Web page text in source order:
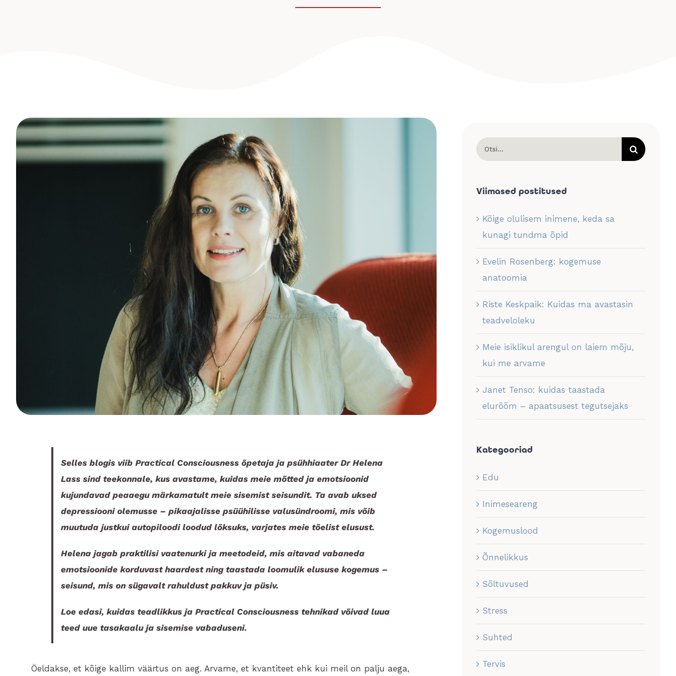
Selles blogis viib Practical Consciousness õpetaja ja psühhiaater Dr Helena
Lass sind teekonnale, kus avastame, kuidas meie mõtted ja emotsioonid
kujundavad peaaegu märkamatult meie sisemist seisundit. Ta avab uksed
depressiooni olemusse – pikaajalisse psüühilisse valusündroomi, mis võib
muutuda justkui autopiloodi loodud lõksuks, varjates meie tõelist elusust.
Helena jagab praktilisi vaatenurki ja meetodeid, mis aitavad vabaneda
emotsioonide korduvast haardest ning taastada loomulik elususe kogemus –
seisund, mis on sügavalt rahuldust pakkuv ja püsiv.
Loe edasi, kuidas teadlikkus ja Practical Consciousness tehnikad võivad luua
teed uue tasakaalu ja sisemise vabaduseni.
Öeldakse, et kõige kallim väärtus on aeg. Arvame, et kvantiteet ehk kui meil on palju aega,
Search
for:
Viimased postitused
Kõige olulisem inimene, keda sa
kunagi tundma õpid
Evelin Rosenberg: kogemuse
anatoomia
Riste Keskpaik: Kuidas ma avastasin
teadveloleku
Meie isiklikul arengul on laiem mõju,
kui me arvame
Janet Tenso: kuidas taastada
elurõõm – apaatsusest tegutsejaks
Kategooriad
Edu
Inimeseareng
Kogemuslood
Õnnelikkus
Sõltuvused
Stress
Suhted
Tervis